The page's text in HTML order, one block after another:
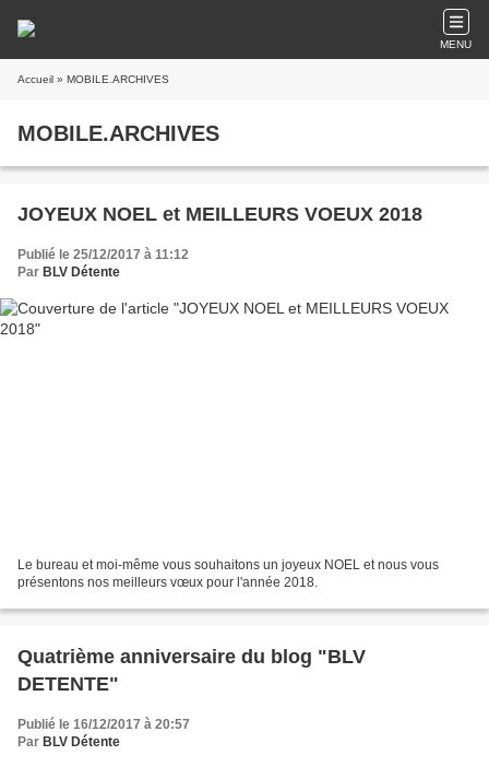
MENU
Accueil » MOBILE.ARCHIVES
MOBILE.ARCHIVES
JOYEUX NOEL et MEILLEURS VOEUX 2018
Publié le 25/12/2017 à 11:12
Par BLV Détente
Le bureau et moi-même vous souhaitons un joyeux NOEL et nous vous
présentons nos meilleurs vœux pour l'année 2018.
Quatrième anniversaire du blog "BLV
DETENTE"
Publié le 16/12/2017 à 20:57
Par BLV Détente